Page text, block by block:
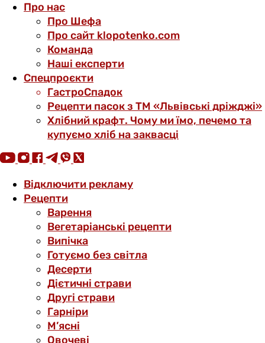
Про нас
Про Шефа
Про сайт klopotenko.com
Команда
Наші експерти
Спецпроєкти
ГастроСпадок
Рецепти пасок з ТМ «Львівські дріжджі»
Хлібний крафт. Чому ми їмо, печемо та
купуємо хліб на заквасці
Відключити рекламу
Рецепти
Варення
Вегетаріанські рецепти
Випічка
Готуємо без світла
Десерти
Дієтичні страви
Другі страви
Гарніри
М’ясні
Овочеві